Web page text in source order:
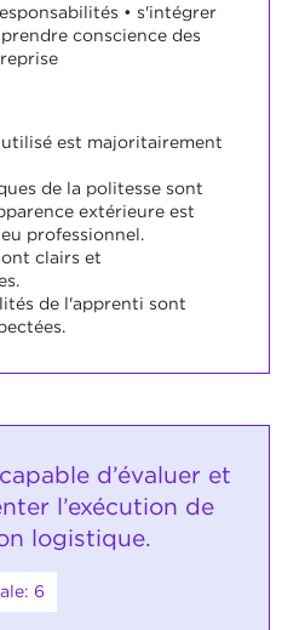
• s'intégrer
conscience des
est majoritairement
de la politesse sont
extérieure est
professionnel.
clairs et
de l'apprenti sont
d’évaluer et
l’exécution de
logistique.
6